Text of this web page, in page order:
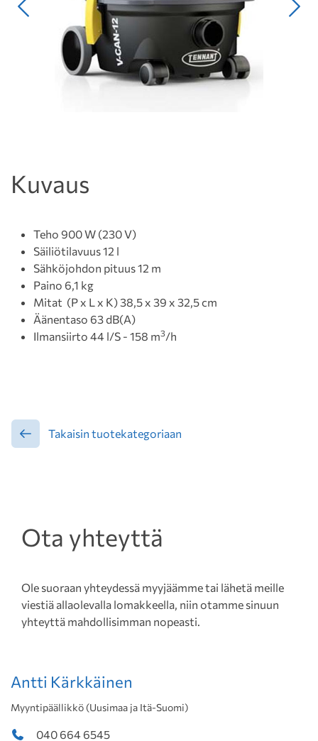
Edellinen
Kuvaus
Teho 900 W (230 V)
Säiliötilavuus 12 l
Sähköjohdon pituus 12 m
Paino 6,1 kg
Mitat (P x L x K) 38,5 x 39 x 32,5 cm
Äänentaso 63 dB(A)
Ilmansiirto 44 l/S - 158 m3/h
Takaisin tuotekategoriaan
Ota yhteyttä
Ole suoraan yhteydessä myyjäämme tai lähetä meille
viestiä allaolevalla lomakkeella, niin otamme sinuun
yhteyttä mahdollisimman nopeasti.
Antti Kärkkäinen
Myyntipäällikkö (Uusimaa ja Itä-Suomi)
040 664 6545